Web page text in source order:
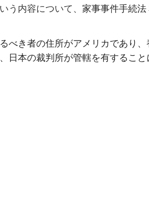
う内容について、 家事事件手続
べき者の住所がアメリカであり
日本の裁判所が管轄を有すること